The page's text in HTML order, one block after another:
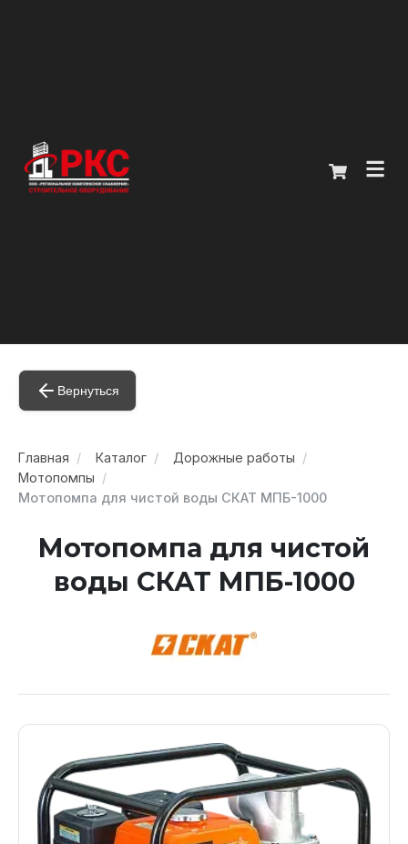
+7 (914) 970-13-62
Вернуться
Главная Каталог
Дорожные работы
Мотопомпы
Мотопомпа для чистой воды СКАТ МПБ-1000
Мотопомпа для чистой
воды СКАТ МПБ-1000